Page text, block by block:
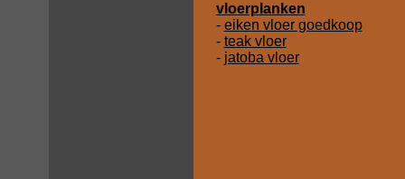
vloerplanken
- eiken vloer goedkoop
- teak vloer
- jatoba vloer